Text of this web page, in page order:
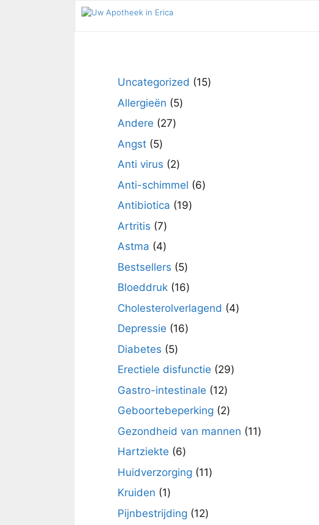
Uncategorized 1515
Allergieën 55
Andere 2727
Angst 55
producten
Anti virus 22
producten
Anti-schimmel 66
Antibiotica 1919
Artritis 77
producten
Astma 44
producten
Bestsellers 55
producten
Bloeddruk 1616
producten
Cholesterolverlagend 44
Depressie 1616
Diabetes 55
producten
Erectiele disfunctie 2929
Gastro-intestinale 1212
producten
Geboortebeperking 22
producten
Gezondheid van mannen 1111
Hartziekte 66
producten
Huidverzorging 1111
Kruiden 11
product
Pijnbestrijding 1212